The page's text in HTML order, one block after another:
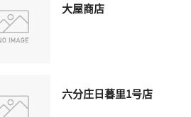
大屋商店
六分庄日暮里1号店